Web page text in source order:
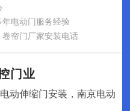
电动门服务经验
帘门厂家安装电话
门业
动伸缩门安装，南京电动